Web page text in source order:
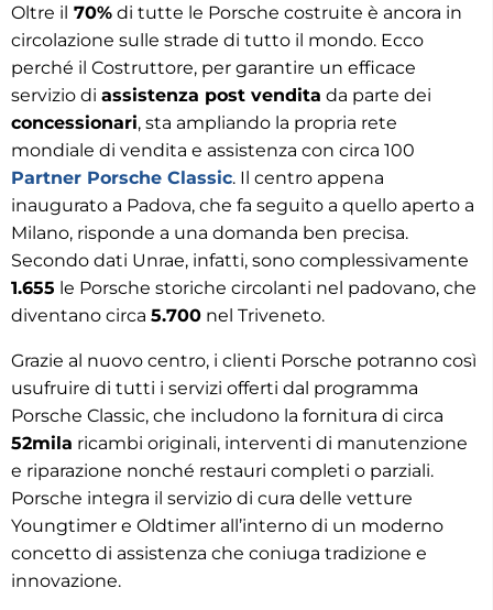
Oltre il 70% di tutte le Porsche costruite è ancora in
circolazione sulle strade di tutto il mondo. Ecco
perché il Costruttore, per garantire un efficace
servizio di assistenza post vendita da parte dei
concessionari, sta ampliando la propria rete
mondiale di vendita e assistenza con circa 100
Partner Porsche Classic. Il centro appena
inaugurato a Padova, che fa seguito a quello aperto a
Milano, risponde a una domanda ben precisa.
Secondo dati Unrae, infatti, sono complessivamente
1.655 le Porsche storiche circolanti nel padovano, che
diventano circa 5.700 nel Triveneto.
Grazie al nuovo centro, i clienti Porsche potranno così
usufruire di tutti i servizi offerti dal programma
Porsche Classic, che includono la fornitura di circa
52mila ricambi originali, interventi di manutenzione
e riparazione nonché restauri completi o parziali.
Porsche integra il servizio di cura delle vetture
Youngtimer e Oldtimer all’interno di un moderno
concetto di assistenza che coniuga tradizione e
innovazione.